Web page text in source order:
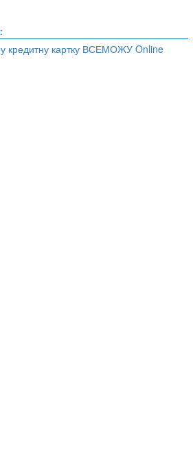
кредитну картку ВСЕМОЖУ Online